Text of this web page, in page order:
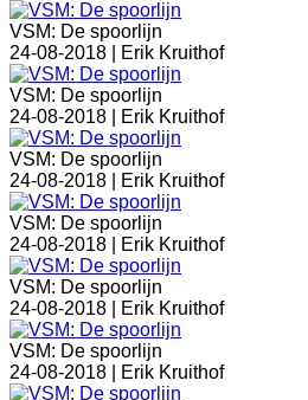
VSM: De spoorlijn
24-08-2018 |
Erik Kruithof
VSM: De spoorlijn
24-08-2018 |
Erik Kruithof
VSM: De spoorlijn
24-08-2018 |
Erik Kruithof
VSM: De spoorlijn
24-08-2018 |
Erik Kruithof
VSM: De spoorlijn
24-08-2018 |
Erik Kruithof
VSM: De spoorlijn
24-08-2018 |
Erik Kruithof